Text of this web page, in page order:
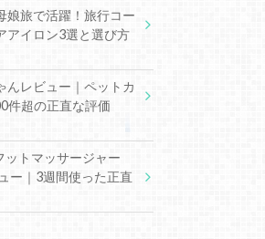
娘旅で活躍！旅行コー
アイロン3選と選び方
んレビュー｜ペットカ
件超の正直な評価
ットマッサージャー
ー｜3週間使った正直